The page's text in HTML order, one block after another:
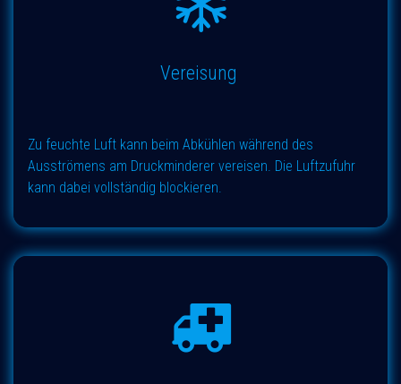
Vereisung
Zu feuchte Luft kann beim Abkühlen während des
Ausströmens am Druckminderer vereisen. Die Luftzufuhr
kann dabei vollständig blockieren.